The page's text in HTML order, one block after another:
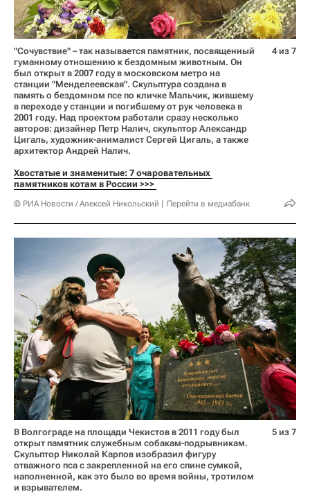
"Сочувствие" – так называется памятник, посвященный
гуманному отношению к бездомным животным. Он
был открыт в 2007 году в московском метро на
станции "Менделеевская". Скульптура создана в
память о бездомном псе по кличке Мальчик, жившему
в переходе у станции и погибшему от рук человека в
2001 году. Над проектом работали сразу несколько
авторов: дизайнер Петр Налич, скульптор Александр
Цигаль, художник-анималист Сергей Цигаль, а также
архитектор Андрей Налич.
Хвостатые и знаменитые: 7 очаровательных
памятников котам в России >>>
© РИА Новости / Алексей Никольский Перейти в медиабанк
4 из 7
В Волгограде на площади Чекистов в 2011 году был
открыт памятник служебным собакам-подрывникам.
Скульптор Николай Карпов изобразил фигуру
отважного пса с закрепленной на его спине сумкой,
наполненной, как это было во время войны, тротилом
и взрывателем.
5 из 7